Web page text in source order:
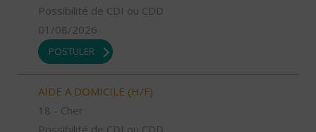
Possibilité de CDI ou CDD
01/08/2026
POSTULER
AIDE A DOMICILE (H/F)
18 - Cher
Possibilité de CDI ou CDD